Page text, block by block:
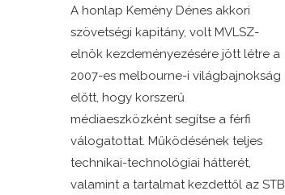
A honlap Kemény Dénes akkori
szövetségi kapitány, volt MVLSZ-
elnök kezdeményezésére jött létre a
2007-es melbourne-i világbajnokság
előtt, hogy korszerű
médiaeszközként segítse a férfi
válogatottat. Működésének teljes
technikai-technológiai hátterét,
valamint a tartalmat kezdettől az STB